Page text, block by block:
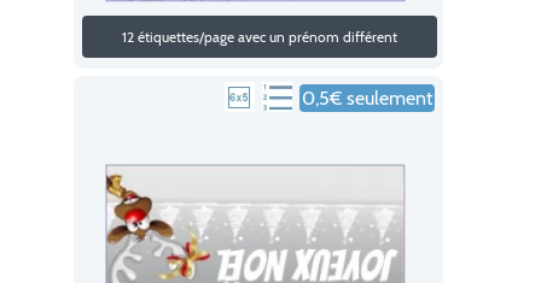
12 étiquettes/page avec un prénom différent
0,5€ seulement